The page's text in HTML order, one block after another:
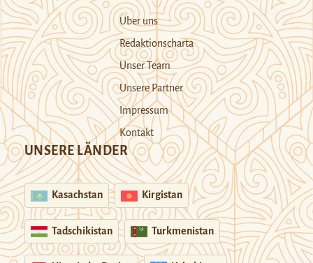
Über uns
Redaktionscharta
Unser Team
Unsere Partner
Impressum
Kontakt
UNSERE LÄNDER
Kasachstan Kirgistan
Tadschikistan Turkmenistan